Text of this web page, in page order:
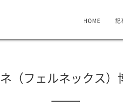
HOME 記
（フェルネックス）